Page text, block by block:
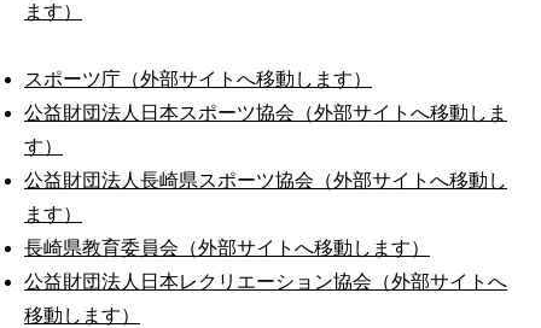
ます）
スポーツ庁（外部サイトへ移動します）
公益財団法人日本スポーツ協会（外部サイトへ移動しま
す）
公益財団法人長崎県スポーツ協会（外部サイトへ移動し
ます）
長崎県教育委員会（外部サイトへ移動します）
公益財団法人日本レクリエーション協会（外部サイトへ
移動します）